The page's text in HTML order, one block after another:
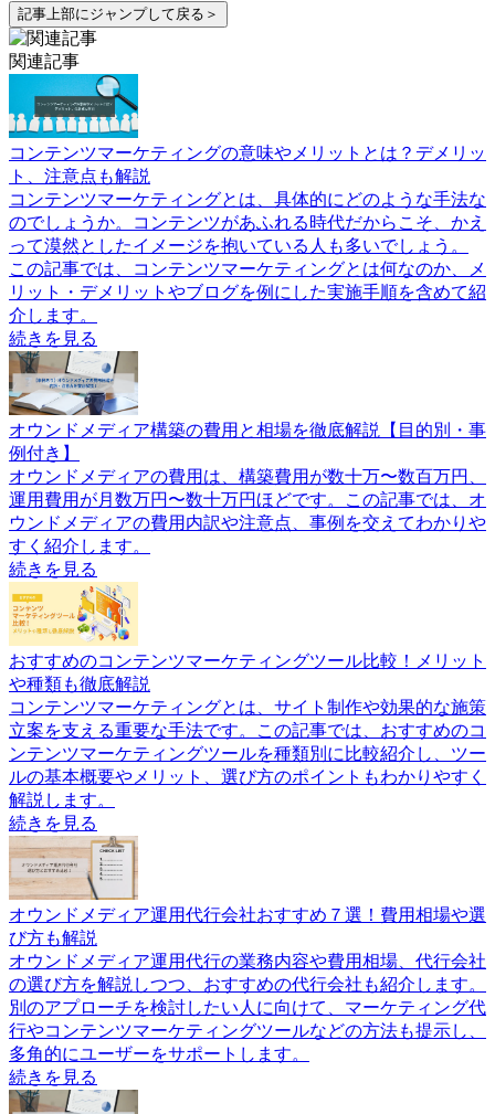
記事上部にジャンプして戻る＞
関連記事
コンテンツマーケティングの意味やメリットとは？デメリッ
ト、注意点も解説
コンテンツマーケティングとは、具体的にどのような手法な
のでしょうか。コンテンツがあふれる時代だからこそ、かえ
って漠然としたイメージを抱いている人も多いでしょう。
この記事では、コンテンツマーケティングとは何なのか、メ
リット・デメリットやブログを例にした実施手順を含めて紹
介します。
続きを見る
オウンドメディア構築の費用と相場を徹底解説【目的別・事
例付き】
オウンドメディアの費用は、構築費用が数十万〜数百万円、
運用費用が月数万円〜数十万円ほどです。この記事では、オ
ウンドメディアの費用内訳や注意点、事例を交えてわかりや
すく紹介します。
続きを見る
おすすめのコンテンツマーケティングツール比較！メリット
や種類も徹底解説
コンテンツマーケティングとは、サイト制作や効果的な施策
立案を支える重要な手法です。この記事では、おすすめのコ
ンテンツマーケティングツールを種類別に比較紹介し、ツー
ルの基本概要やメリット、選び方のポイントもわかりやすく
解説します。
続きを見る
オウンドメディア運用代行会社おすすめ７選！費用相場や選
び方も解説
オウンドメディア運用代行の業務内容や費用相場、代行会社
の選び方を解説しつつ、おすすめの代行会社も紹介します。
別のアプローチを検討したい人に向けて、マーケティング代
行やコンテンツマーケティングツールなどの方法も提示し、
多角的にユーザーをサポートします。
続きを見る